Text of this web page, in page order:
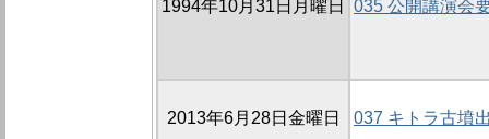
1994年10月31日月曜日 035 公開講演会
2013年6月28日金曜日 037 キトラ古墳